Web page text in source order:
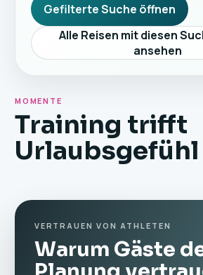
Gefilterte Suche öffnen
Alle Reisen mit diesen
ansehen
MOMENTE
Training trifft
Urlaubsgefühl
VERTRAUEN VON ATHLETEN
Warum Gäste